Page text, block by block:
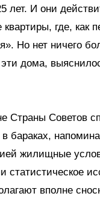
И они
где, как
Но нет ничего
дома,
Страны Советов
бараках,
жилищные
статистическое
вполне